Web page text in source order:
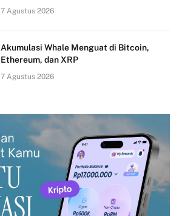
7 Agustus 2026
Akumulasi Whale Menguat di Bitcoin,
Ethereum, dan XRP
7 Agustus 2026